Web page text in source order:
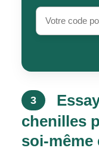
3
chenilles
soi-même